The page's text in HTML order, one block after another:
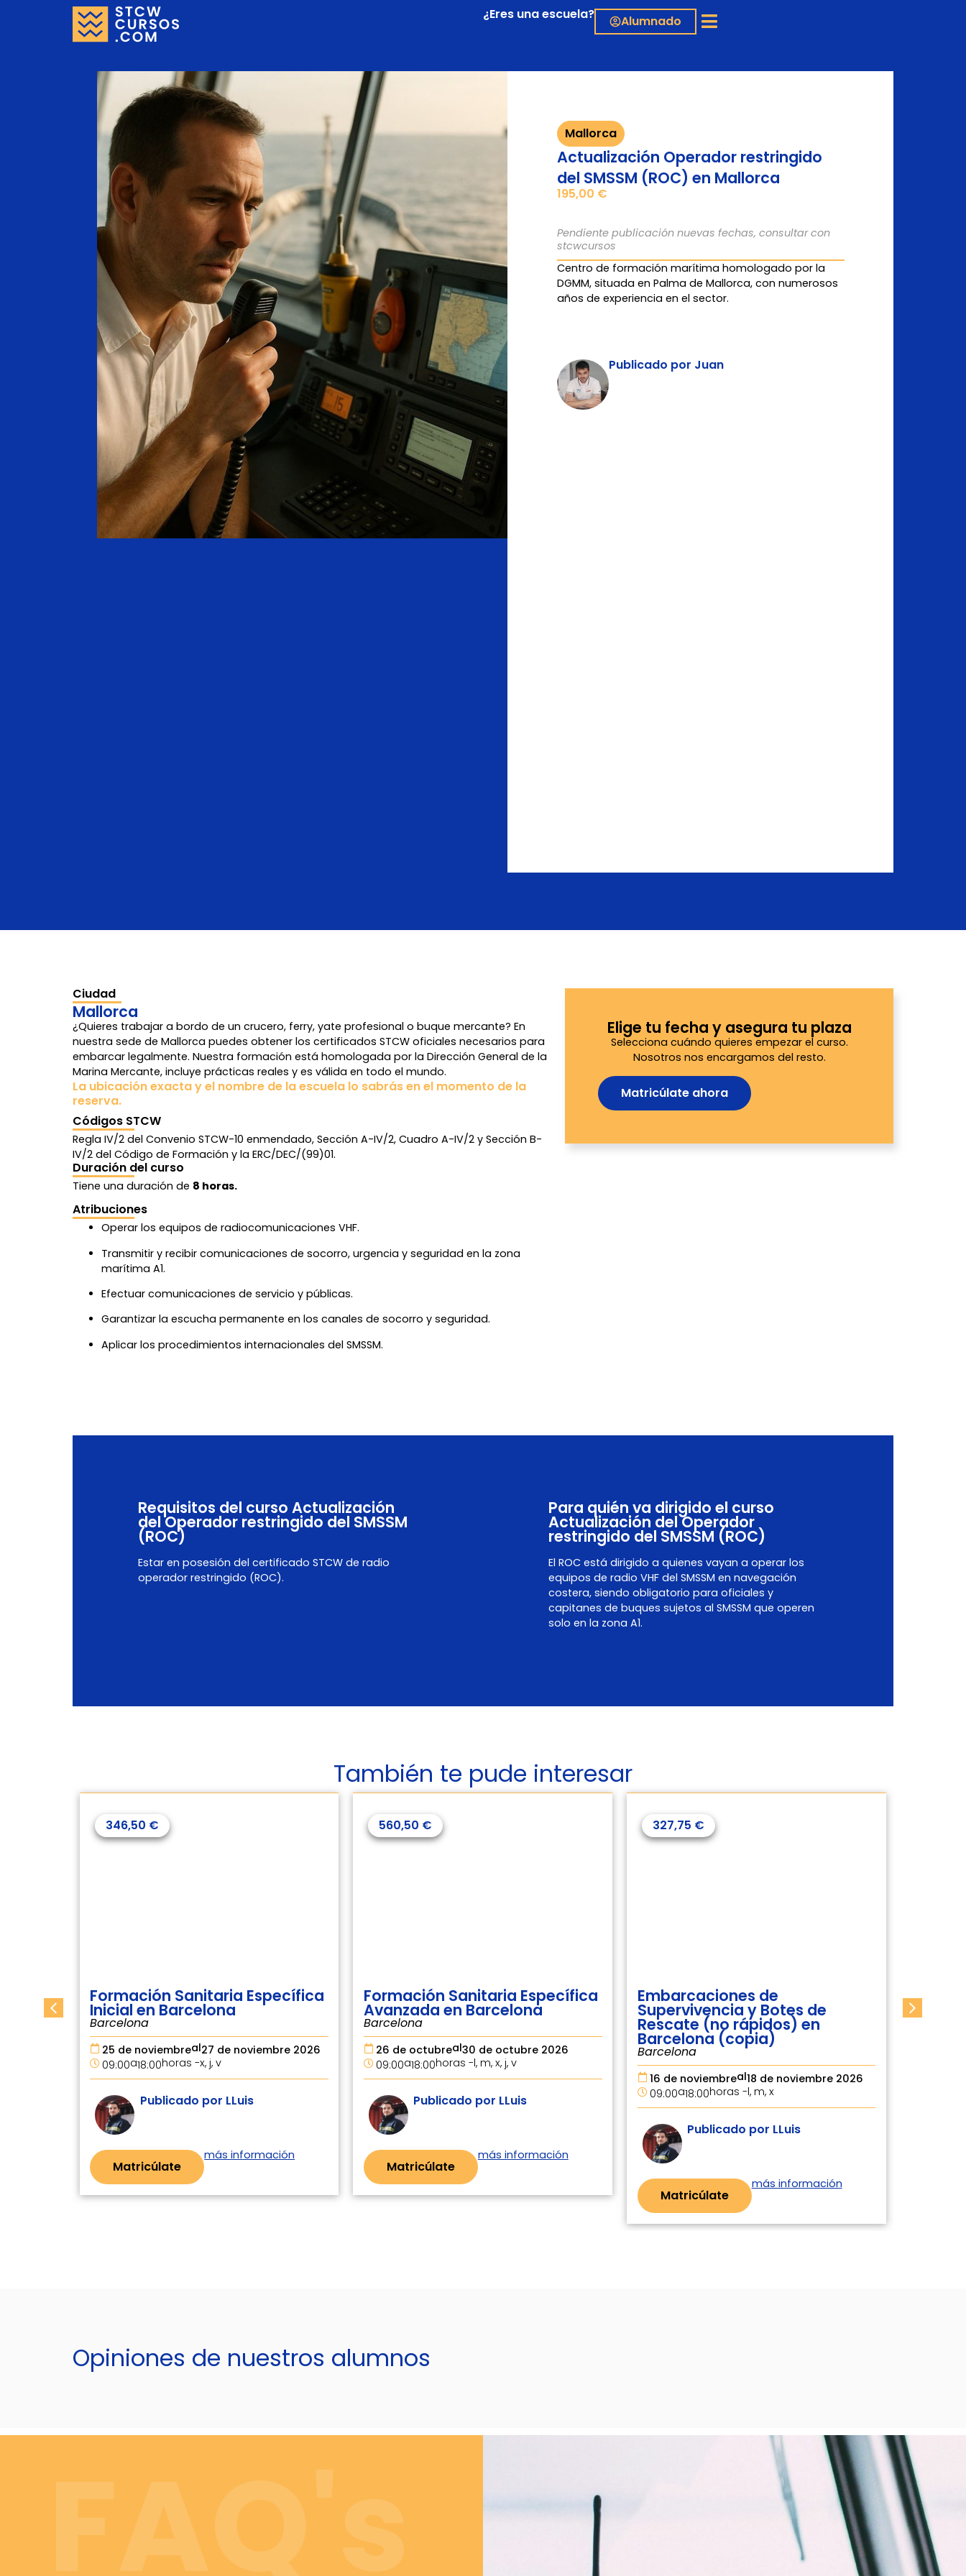
¿Eres una escuela? Alumnado
Mallorca
Actualización Operador restringido
del SMSSM (ROC) en Mallorca
195,00 €
Pendiente publicación nuevas fechas, consultar con
stcwcursos
Centro de formación marítima homologado por la
DGMM, situada en Palma de Mallorca, con numerosos
años de experiencia en el sector.
Publicado por Juan
Ciudad
Mallorca
¿Quieres trabajar a bordo de un crucero, ferry, yate profesional o buque mercante? En
nuestra sede de Mallorca puedes obtener los certificados STCW oficiales necesarios para
embarcar legalmente. Nuestra formación está homologada por la Dirección General de la
Marina Mercante, incluye prácticas reales y es válida en todo el mundo.
La ubicación exacta y el nombre de la escuela lo sabrás en el momento de la
reserva.
Códigos STCW
Regla IV/2 del Convenio STCW-10 enmendado, Sección A-IV/2, Cuadro A-IV/2 y Sección B-
IV/2 del Código de Formación y la ERC/DEC/(99)01.
Duración del curso
Tiene una duración de 8 horas.
Atribuciones
Operar los equipos de radiocomunicaciones VHF.
Transmitir y recibir comunicaciones de socorro, urgencia y seguridad en la zona
marítima A1.
Efectuar comunicaciones de servicio y públicas.
Garantizar la escucha permanente en los canales de socorro y seguridad.
Aplicar los procedimientos internacionales del SMSSM.
Elige tu fecha y asegura tu plaza
Selecciona cuándo quieres empezar el curso.
Nosotros nos encargamos del resto.
Matricúlate ahora
Requisitos del curso Actualización
del Operador restringido del SMSSM
(ROC)
Estar en posesión del certificado STCW de radio
operador restringido (ROC).
Para quién va dirigido el curso
Actualización del Operador
restringido del SMSSM (ROC)
El ROC está dirigido a quienes vayan a operar los
equipos de radio VHF del SMSSM en navegación
costera, siendo obligatorio para oficiales y
capitanes de buques sujetos al SMSSM que operen
solo en la zona A1.
También te pude interesar
560,50 €
Formación Sanitaria Específica
Avanzada en Barcelona
Barcelona
09:00a18:00horas -l, m, x, j, v
26 de octubreal30 de octubre 2026
Publicado por LLuis
Matricúlate
más información
327,75 €
Embarcaciones de
Supervivencia y Botes de
Rescate (no rápidos) en
Barcelona (copia)
Barcelona
09:00 18:00
16 de noviembreal18 de noviembre 2026
Matricúlate
327,75 €
Embarcaciones de
Supervivencia y Botes de
Rescate (no rápidos) en
Barcelona (copia)
Barcelona
09:00a18:00horas -l, m, x
19 de octubreal21 de octubre 2026
Publicado por LLuis
Matricúlate
más información
Opiniones de nuestros alumnos